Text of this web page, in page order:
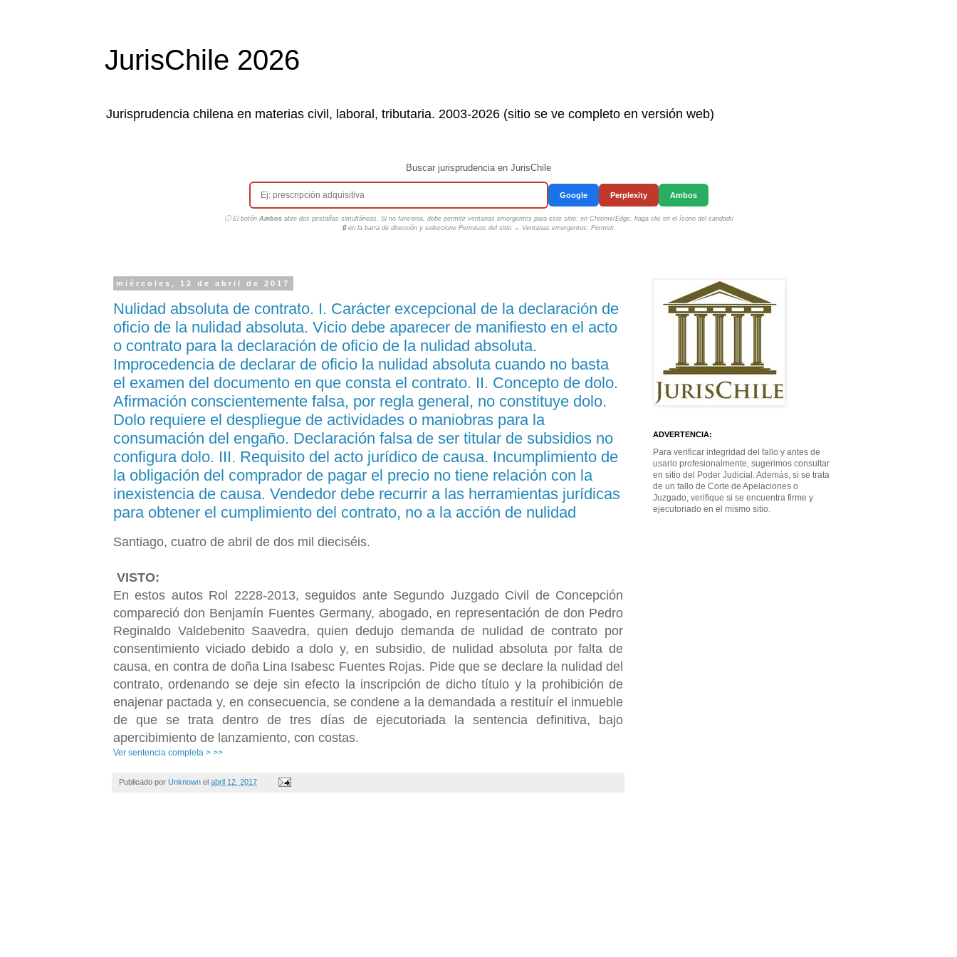
JurisChile 2026
Jurisprudencia chilena en materias civil, laboral, tributaria. 2003-2026 (sitio se ve completo en versión web)
Buscar jurisprudencia en JurisChile
Google Perplexity Ambos
ⓘ El botón Ambosabre dos pestañas simultáneas. Si no funciona, debe permitir ventanas emergentes para este sitio: en Chrome/Edge, haga clic en el ícono del candado
🔒 en la barra de dirección y seleccione Permisos del sitio → Ventanas emergentes: Permitir.
miércoles, 12 de abril de 2017
Nulidad absoluta de contrato. I. Carácter excepcional de la declaración de
oficio de la nulidad absoluta. Vicio debe aparecer de manifiesto en el acto
o contrato para la declaración de oficio de la nulidad absoluta.
Improcedencia de declarar de oficio la nulidad absoluta cuando no basta
el examen del documento en que consta el contrato. II. Concepto de dolo.
Afirmación conscientemente falsa, por regla general, no constituye dolo.
Dolo requiere el despliegue de actividades o maniobras para la
consumación del engaño. Declaración falsa de ser titular de subsidios no
configura dolo. III. Requisito del acto jurídico de causa. Incumplimiento de
la obligación del comprador de pagar el precio no tiene relación con la
inexistencia de causa. Vendedor debe recurrir a las herramientas jurídicas
para obtener el cumplimiento del contrato, no a la acción de nulidad
Santiago, cuatro de abril de dos mil dieciséis.
VISTO:
En estos autos Rol 2228-2013, seguidos ante Segundo Juzgado Civil de Concepción
compareció don Benjamín Fuentes Germany, abogado, en representación de don Pedro
Reginaldo Valdebenito Saavedra, quien dedujo demanda de nulidad de contrato por
consentimiento viciado debido a dolo y, en subsidio, de nulidad absoluta por falta de
causa, en contra de doña Lina Isabesc Fuentes Rojas. Pide que se declare la nulidad del
contrato, ordenando se deje sin efecto la inscripción de dicho título y la prohibición de
enajenar pactada y, en consecuencia, se condene a la demandada a restituír el inmueble
de que se trata dentro de tres días de ejecutoriada la sentencia definitiva, bajo
apercibimiento de lanzamiento, con costas.
Ver sentencia completa > >>
Publicado por Unknown el abril 12, 2017
ADVERTENCIA:
Para verificar integridad del fallo y antes de
usarlo profesionalmente, sugerimos consultar
en sitio del Poder Judicial. Además, si se trata
de un fallo de Corte de Apelaciones o
Juzgado, verifique si se encuentra firme y
ejecutoriado en el mismo sitio.